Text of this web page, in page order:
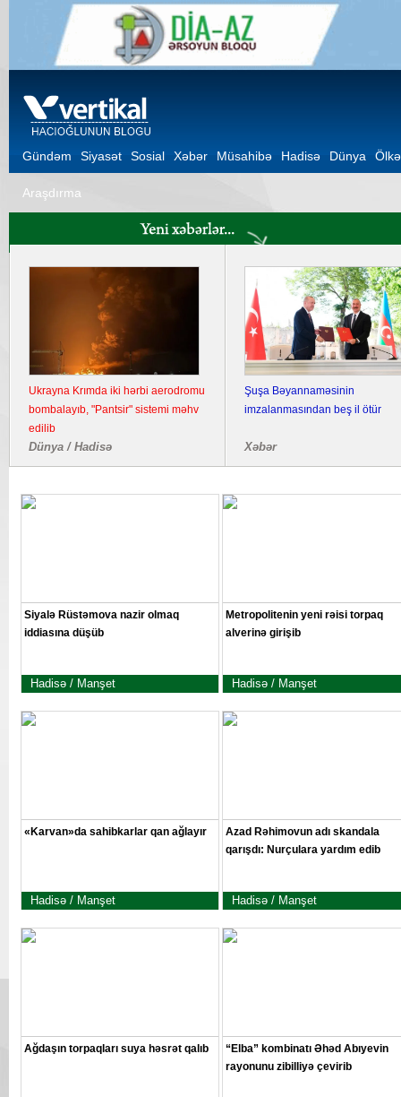
Gündəm Siyasət Sosial Xəbər Müsahibə Hadisə Dünya Ölkə
Araşdırma
Ukrayna Krımda iki hərbi aerodromu
bombalayıb, "Pantsir" sistemi məhv
edilib
Dünya / Hadisə
Şuşa Bəyannaməsinin
imzalanmasından beş il ötür
Xəbər
Siyalə Rüstəmova nazir olmaq
iddiasına düşüb
Hadisə / Manşet
Metropolitenin yeni rəisi torpaq
alverinə girişib
Hadisə / Manşet
«Karvan»da sahibkarlar qan ağlayır
Hadisə / Manşet
Azad Rəhimovun adı skandala
qarışdı: Nurçulara yardım edib
Hadisə / Manşet
Ağdaşın torpaqları suya həsrət qalıb
“Elba” kombinatı Əhəd Abıyevin
rayonunu zibilliyə çevirib